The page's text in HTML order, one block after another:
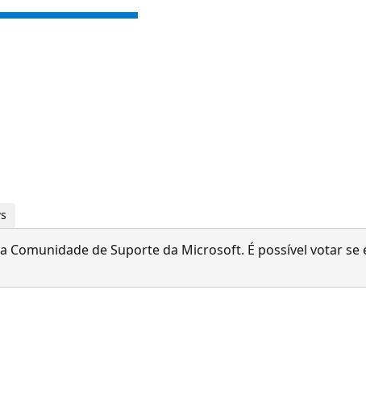
Comunidade de Suporte da Microsoft. É possível votar